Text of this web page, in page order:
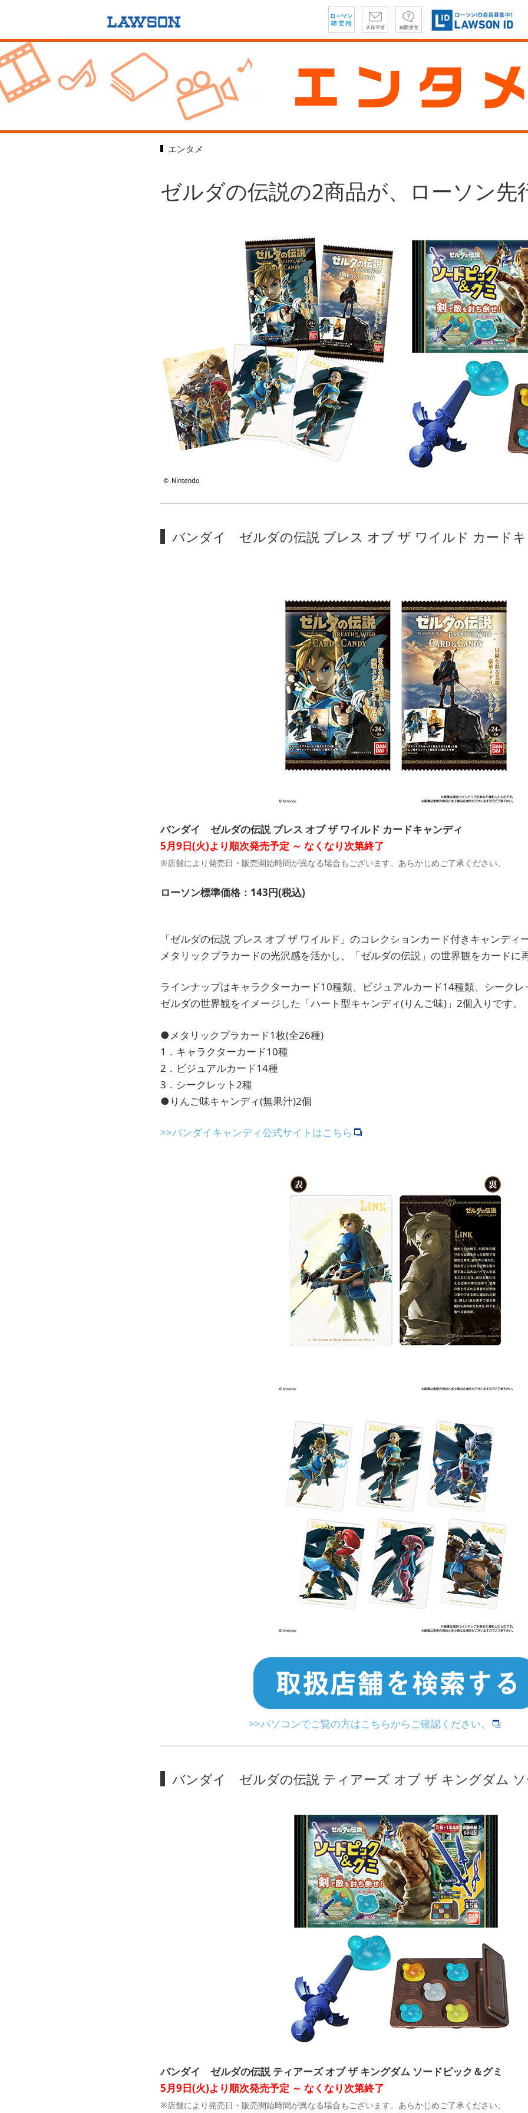
エンタメ
ゼルダの伝説の2商品が、ローソン先
バンダイ ゼルダの伝説 ブレス オブ ザ ワイルド カードキ
バンダイ ゼルダの伝説 ブレス オブ ザ ワイルド カードキャンディ
5月9日(火)より順次発売予定 ～ なくなり次第終了
※店舗により発売日・販売開始時間が異なる場合もございます。あらかじめご了承ください。
ローソン標準価格：143円(税込)
「ゼルダの伝説 ブレス オブ ザ ワイルド」のコレクションカード付きキャンディー
メタリックプラカードの光沢感を活かし、「ゼルダの伝説」の世界観をカードに
ラインナップはキャラクターカード10種類、ビジュアルカード14種類、シークレ
ゼルダの世界観をイメージした「ハート型キャンディ(りんご味)」2個入りです。
●メタリックプラカード1枚(全26種)
1．キャラクターカード10種
2．ビジュアルカード14種
3．シークレット2種
●りんご味キャンディ(無果汁)2個
>>バンダイキャンディ公式サイトはこちら
>>パソコンでご覧の方はこちらからご確認ください。
バンダイ ゼルダの伝説 ティアーズ オブ ザ キングダム
バンダイ ゼルダの伝説 ティアーズ オブ ザ キングダム ソードピック＆グミ
5月9日(火)より順次発売予定 ～ なくなり次第終了
※店舗により発売日・販売開始時間が異なる場合もございます。あらかじめご了承ください。